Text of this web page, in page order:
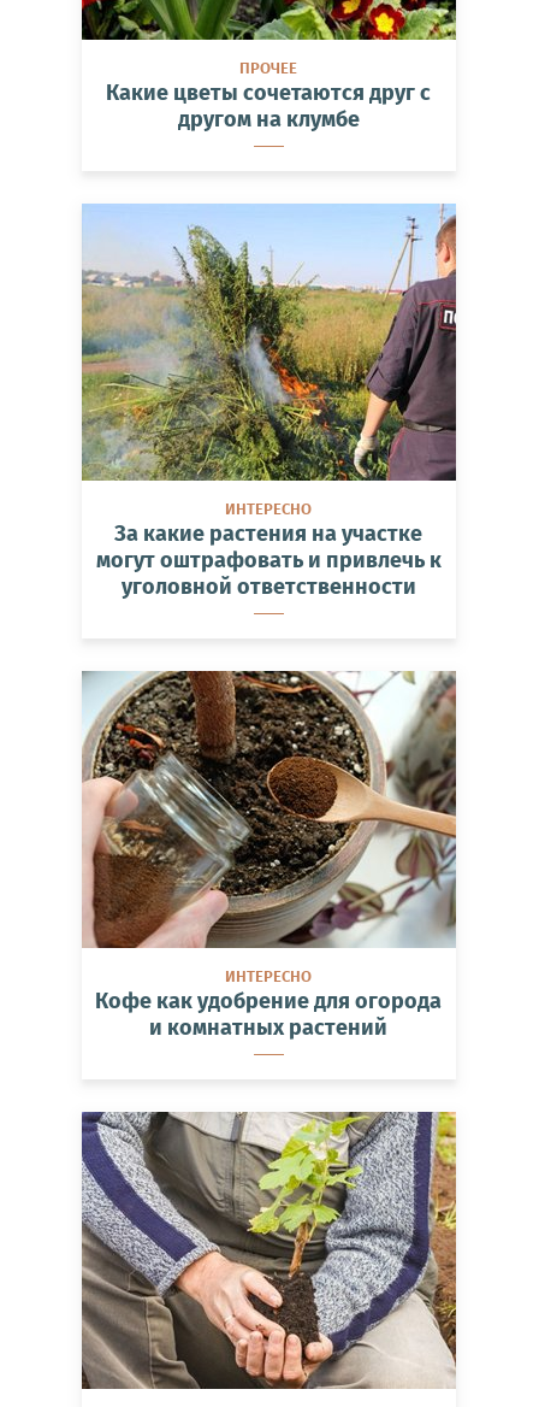
ПРОЧЕЕ
Какие цветы сочетаются друг с
другом на клумбе
ИНТЕРЕСНО
За какие растения на участке
могут оштрафовать и привлечь к
уголовной ответственности
ИНТЕРЕСНО
Кофе как удобрение для огорода
и комнатных растений